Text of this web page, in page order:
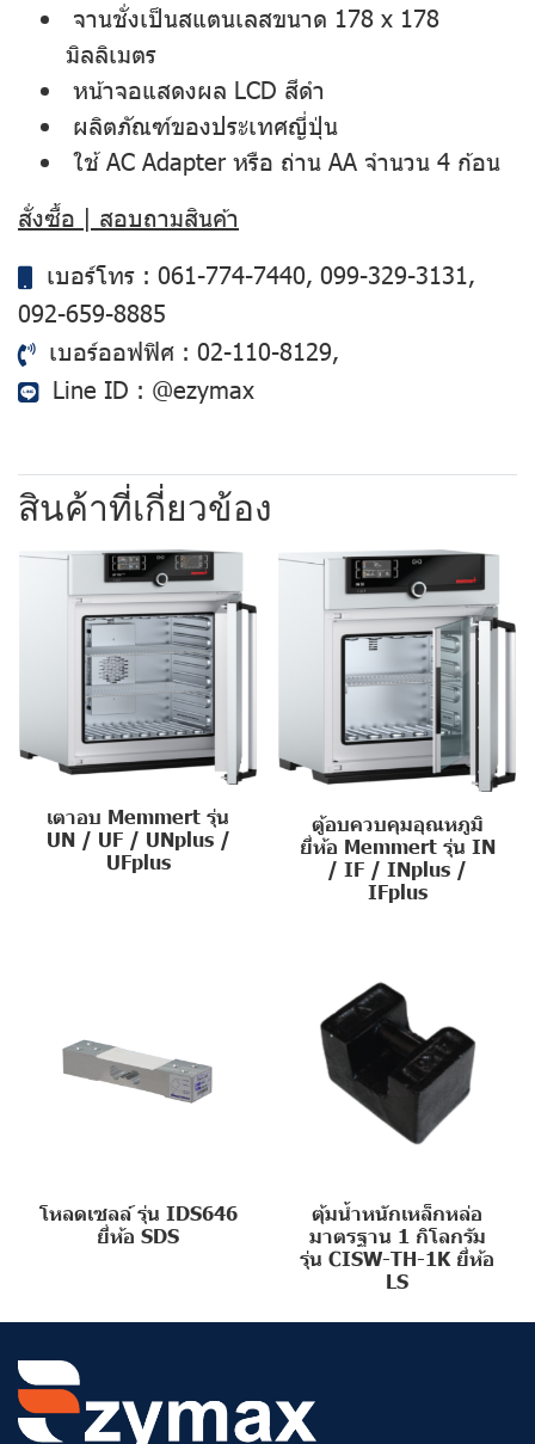
จานชั่งเป็นสแตนเลสขนาด 178 x 178
มิลลิเมตร
หน้าจอแสดงผล LCD สีดำ
ผลิตภัณฑ์ของประเทศญี่ปุ่น
ใช้ AC Adapter หรือ ถ่าน AA จำนวน 4 ก้อน
สั่งซื้อ | สอบถามสินค้า
เบอร์โทร : 061-774-7440, 099-329-3131 ,
092-659-8885
เบอร์ออฟฟิศ : 02-110-8129,
Line ID : @ezymax
สินค้าที่เกี่ยวข้อง
เตาอบ Memmert รุ่น
UN / UF / UNplus /
UFplus
ตู้อบควบคุมอุณหภูมิ
ยี่ห้อ Memmert รุ่น IN
/ IF / INplus /
IFplus
โหลดเซลล์ รุ่น IDS646
ยี่ห้อ SDS
ตุ้มน้ำหนักเหล็กหล่อ
มาตรฐาน 1 กิโลกรัม
รุ่น CISW-TH-1K ยี่ห้อ
LS